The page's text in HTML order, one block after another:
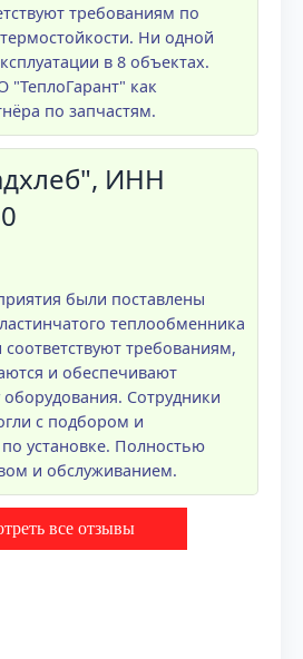
требованиям по
Ни одной
в 8 объектах.
как
по запчастям.
ИНН
были поставлены
теплообменника
соответствуют требованиям,
и обеспечивают
Сотрудники
с подбором и
установке. Полностью
и обслуживанием.
все отзывы